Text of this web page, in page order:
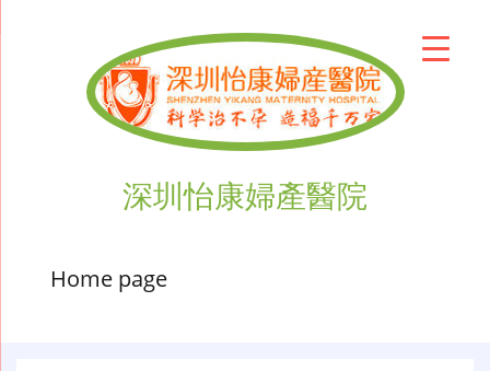
深圳怡康婦產醫院
Home page